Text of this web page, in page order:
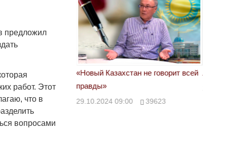
предложил
работ. Этот
что в
вопросами
в Жанаозене.
конфискации.
с
28888
«Новый Казахстан не говорит всей
правды»
29.10.2024 09:00 39623